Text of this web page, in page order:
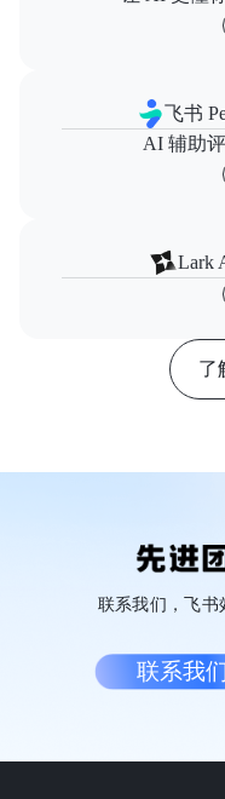
飞书
AI 辅助
Lark
了
联系我们，飞书
联系我们